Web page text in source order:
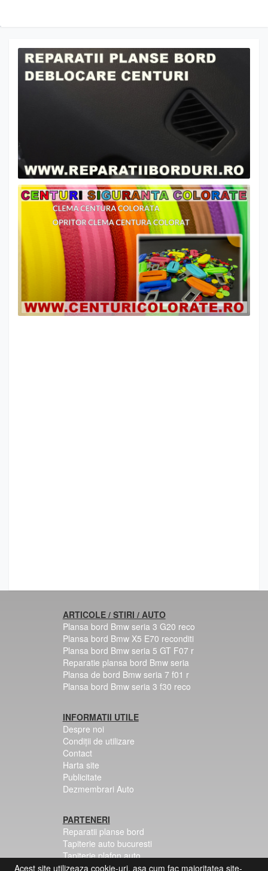
ARTICOLE / STIRI / AUTO
Plansa bord Bmw seria 3 G20 reco
Plansa bord Bmw X5 E70 reconditi
Plansa bord Bmw seria 5 GT F07 r
Reparatie plansa bord Bmw seria
Plansa de bord Bmw seria 7 f01 r
Plansa bord Bmw seria 3 f30 reco
INFORMATII UTILE
Despre noi
Condiții de utilizare
Contact
Harta site
Publicitate
Dezmembrari Auto
PARTENERI
Reparatii planse bord
Tapiterie auto bucuresti
Tapiterie plafon auto
Centuri siguranta colorate
Acest site utilizeaza cookie-uri, asa cum fac majoritatea site-